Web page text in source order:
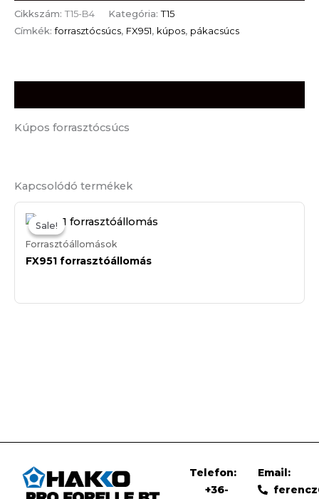
Cikkszám: T15-B4 Kategória:T15
Címkék:forrasztócsúcs, FX951, kúpos, pákacsúcs
Kúpos forrasztócsúcs
Kapcsolódó termékek
Sale!
Sale!
Forrasztóállomások
FX951 forrasztóállomás
Telefon:
+36-
Email: